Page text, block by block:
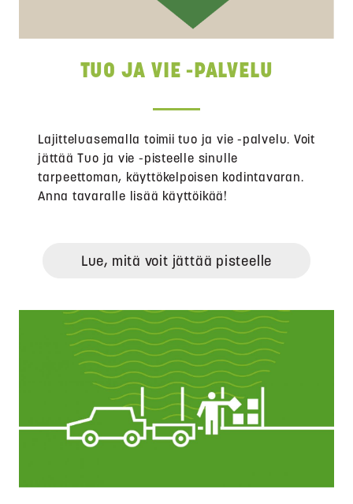
TUO JA VIE -PALVELU
Lajitteluasemalla toimii tuo ja vie -palvelu. Voit
jättää Tuo ja vie -pisteelle sinulle
tarpeettoman, käyttökelpoisen kodintavaran.
Anna tavaralle lisää käyttöikää!
Lue, mitä voit jättää pisteelle